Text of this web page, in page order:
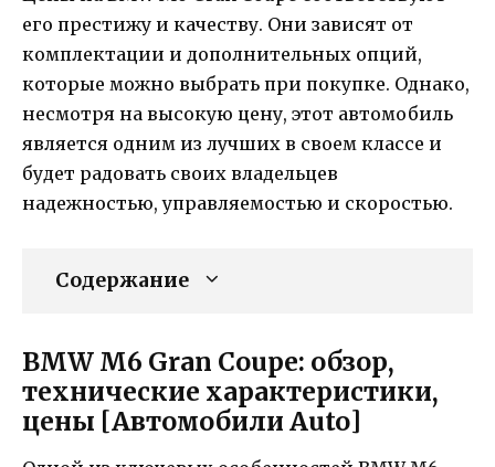
его престижу и качеству. Они зависят от
комплектации и дополнительных опций,
которые можно выбрать при покупке. Однако,
несмотря на высокую цену, этот автомобиль
является одним из лучших в своем классе и
будет радовать своих владельцев
надежностью, управляемостью и скоростью.
Содержание
BMW M6 Gran Coupe: обзор,
технические характеристики,
цены [Автомобили Auto]